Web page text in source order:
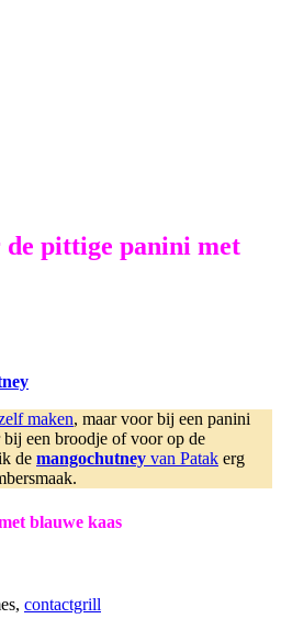
pittige panini met
maken, maar voor bij een panini
een broodje of voor op de
de mangochutney van Patak erg
blauwe kaas
contactgrill